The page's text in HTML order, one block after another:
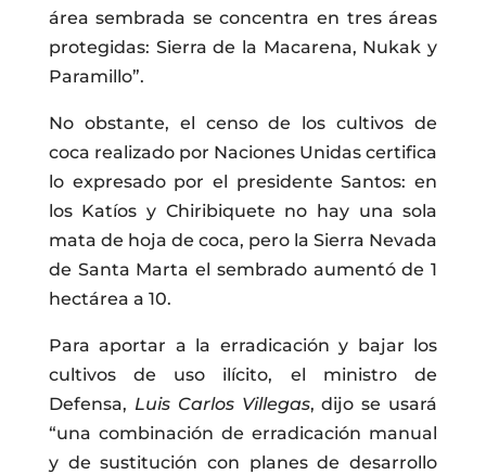
área sembrada se concentra en tres áreas
protegidas: Sierra de la Macarena, Nukak y
Paramillo”.
No obstante, el censo de los cultivos de
coca realizado por Naciones Unidas certifica
lo expresado por el presidente Santos: en
los Katíos y Chiribiquete no hay una sola
mata de hoja de coca, pero la Sierra Nevada
de Santa Marta el sembrado aumentó de 1
hectárea a 10.
Para aportar a la erradicación y bajar los
cultivos de uso ilícito, el ministro de
Defensa, Luis Carlos Villegas, dijo se usará
“una combinación de erradicación manual
y de sustitución con planes de desarrollo